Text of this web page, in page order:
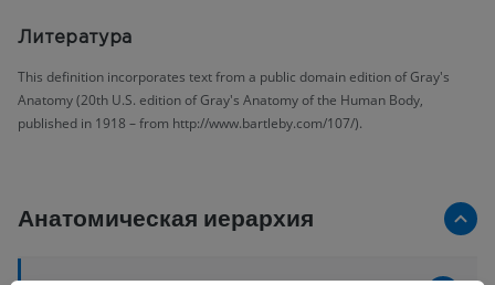
Литература
This definition incorporates text from a public domain edition of Gray's
Anatomy (20th U.S. edition of Gray's Anatomy of the Human Body,
published in 1918 – from http://www.bartleby.com/107/).
Анатомическая иерархия